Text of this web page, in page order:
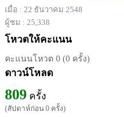
เมื่อ : 22 ธันวาคม 2548
ผู้ชม : 25,338
โหวตให้คะแนน
คะแนนโหวต 0 (0 ครั้ง)
ดาวน์โหลด
809 ครั้ง
(สัปดาห์ก่อน 0 ครั้ง)